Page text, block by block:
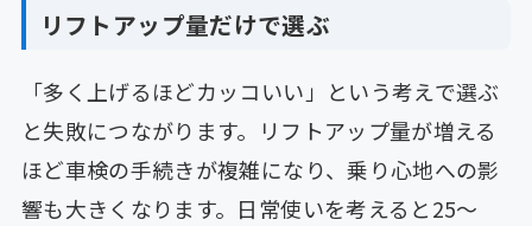
リフトアップ量だけで選ぶ
「多く上げるほどカッコいい」という考えで選ぶ
と失敗につながります。リフトアップ量が増える
ほど車検の手続きが複雑になり、乗り心地への影
響も大きくなります。日常使いを考えると25〜